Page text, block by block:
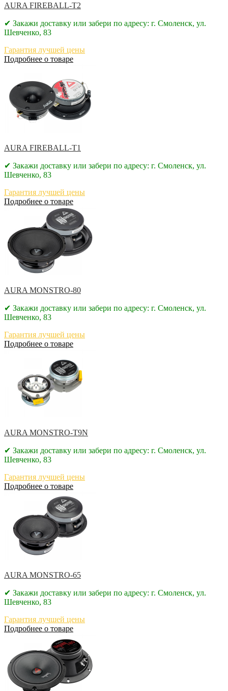
AURA FIREBALL-T2
✔ Закажи доставку или забери по адресу: г. Смоленск, ул.
Шевченко, 83
Гарантия лучшей цены
Подробнее о товаре
AURA FIREBALL-T1
✔ Закажи доставку или забери по адресу: г. Смоленск, ул.
Шевченко, 83
Гарантия лучшей цены
Подробнее о товаре
AURA MONSTRO-80
✔ Закажи доставку или забери по адресу: г. Смоленск, ул.
Шевченко, 83
Гарантия лучшей цены
Подробнее о товаре
AURA MONSTRO-T9N
✔ Закажи доставку или забери по адресу: г. Смоленск, ул.
Шевченко, 83
Гарантия лучшей цены
Подробнее о товаре
AURA MONSTRO-65
✔ Закажи доставку или забери по адресу: г. Смоленск, ул.
Шевченко, 83
Гарантия лучшей цены
Подробнее о товаре